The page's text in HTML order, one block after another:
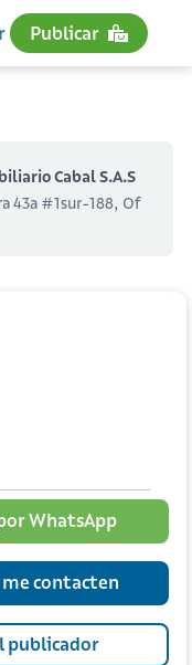
Publicar
Cabal S.A.S
43a #1sur-188, Of
WhatsApp
contacten
publicador